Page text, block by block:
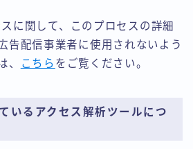
に関して、このプロセスの詳細
告配信事業者に使用されないよう
、
こちら をご覧ください。
いるアクセス解析ツールにつ